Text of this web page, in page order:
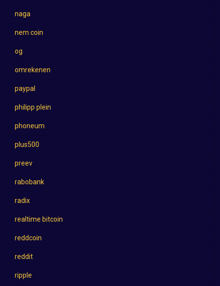
naga
nem coin
og
omrekenen
paypal
philipp plein
phoneum
plus500
preev
rabobank
radix
realtime bitcoin
reddcoin
reddit
ripple